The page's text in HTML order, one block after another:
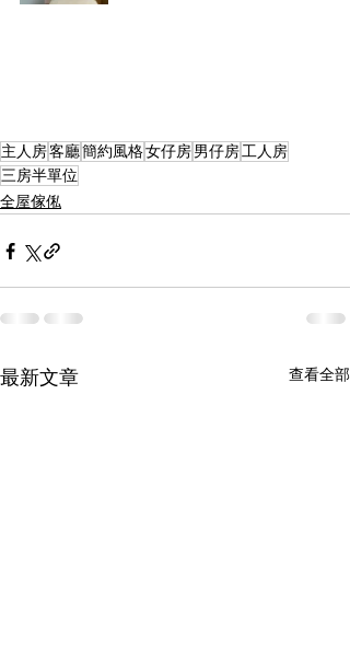
主人房客廳簡約風格女仔房男仔房工人房
三房半單位
全屋傢俬
最新文章 查看全部